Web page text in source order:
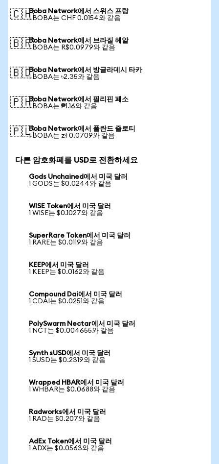
🇨🇭Boba Network에서 스위스 프랑
1 BOBA는 CHF 0.0154와 같음
🇧🇷Boba Network에서 브라질 헤알
1 BOBA는 R$0.0979와 같음
🇧🇩Boba Network에서 방글라데시 타카
1 BOBA는 ৳2.35와 같음
🇵🇭Boba Network에서 필리핀 페소
1 BOBA는 ₱1.16와 같음
🇵🇱Boba Network에서 폴란드 즐로티
1 BOBA는 zł 0.0709와 같음
다른 암호화폐를 USD로 전환하세요
Gods Unchained에서 미국 달러
1 GODS는 $0.0244와 같음
WISE Token에서 미국 달러
1 WISE는 $0.1027와 같음
SuperRare Token에서 미국 달러
1 RARE는 $0.0119와 같음
KEEP에서 미국 달러
1 KEEP는 $0.0162와 같음
Compound Dai에서 미국 달러
1 CDAI는 $0.0251와 같음
PolySwarm Nectar에서 미국 달러
1 NCT는 $0.004655와 같음
Synth sUSD에서 미국 달러
1 SUSD는 $0.2319와 같음
Wrapped HBAR에서 미국 달러
1 WHBAR는 $0.0688와 같음
Radworks에서 미국 달러
1 RAD는 $0.207와 같음
AdEx Token에서 미국 달러
1 ADX는 $0.0563와 같음